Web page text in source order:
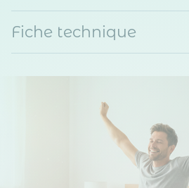
Fiche technique